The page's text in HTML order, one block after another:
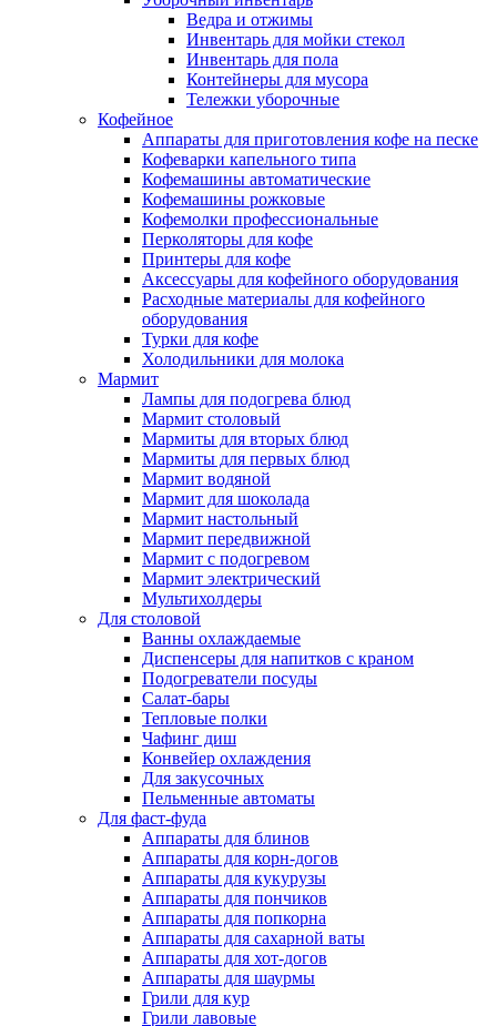
Ведра и отжимы
Инвентарь для мойки стекол
Инвентарь для пола
Контейнеры для мусора
Тележки уборочные
Кофейное
Аппараты для приготовления кофе на песке
Кофеварки капельного типа
Кофемашины автоматические
Кофемашины рожковые
Кофемолки профессиональные
Перколяторы для кофе
Принтеры для кофе
Аксессуары для кофейного оборудования
Расходные материалы для кофейного
оборудования
Турки для кофе
Холодильники для молока
Мармит
Лампы для подогрева блюд
Мармит столовый
Мармиты для вторых блюд
Мармиты для первых блюд
Мармит водяной
Мармит для шоколада
Мармит настольный
Мармит передвижной
Мармит с подогревом
Мармит электрический
Мультихолдеры
Для столовой
Ванны охлаждаемые
Диспенсеры для напитков с краном
Подогреватели посуды
Салат-бары
Тепловые полки
Чафинг диш
Конвейер охлаждения
Для закусочных
Пельменные автоматы
Для фаст-фуда
Аппараты для блинов
Аппараты для корн-догов
Аппараты для кукурузы
Аппараты для пончиков
Аппараты для попкорна
Аппараты для сахарной ваты
Аппараты для хот-догов
Аппараты для шаурмы
Грили для кур
Грили лавовые